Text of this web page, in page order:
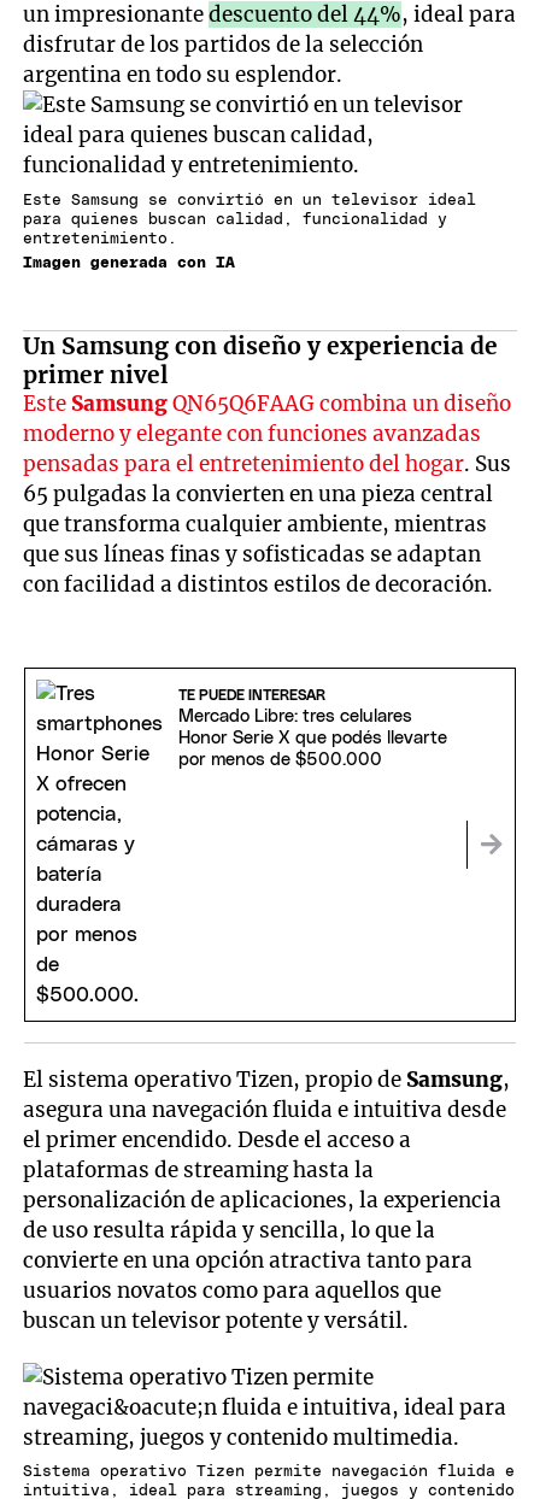
un impresionantedescuento del 44%, ideal para
disfrutar de los partidos de la selección
argentina en todo su esplendor.
Este Samsung se convirtió en un televisor ideal
para quienes buscan calidad, funcionalidad y
entretenimiento.
Imagen generada con IA
Un Samsung con diseño y experiencia de
primer nivel
Este SamsungQN65Q6FAAG combina un diseño
moderno y elegante con funciones avanzadas
pensadas para el entretenimiento del hogar. Sus
65 pulgadas la convierten en una pieza central
que transforma cualquier ambiente, mientras
que sus líneas finas y sofisticadas se adaptan
con facilidad a distintos estilos de decoración.
TE PUEDE INTERESAR
Mercado Libre: tres celulares
Honor Serie X que podés llevarte
por menos de $500.000
El sistema operativo Tizen, propio de Samsung,
asegura una navegación fluida e intuitiva desde
el primer encendido. Desde el acceso a
plataformas de streaming hasta la
personalización de aplicaciones, la experiencia
de uso resulta rápida y sencilla, lo que la
convierte en una opción atractiva tanto para
usuarios novatos como para aquellos que
buscan un televisor potente y versátil.
Sistema operativo Tizen permite navegación fluida e
intuitiva, ideal para streaming, juegos y contenido